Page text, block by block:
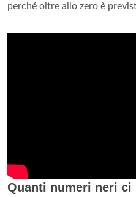
perché oltre allo zero è
Quanti numeri neri